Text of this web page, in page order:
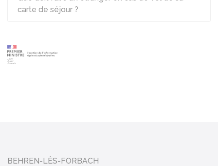
carte de séjour ?
BEHREN-LÈS-FORBACH